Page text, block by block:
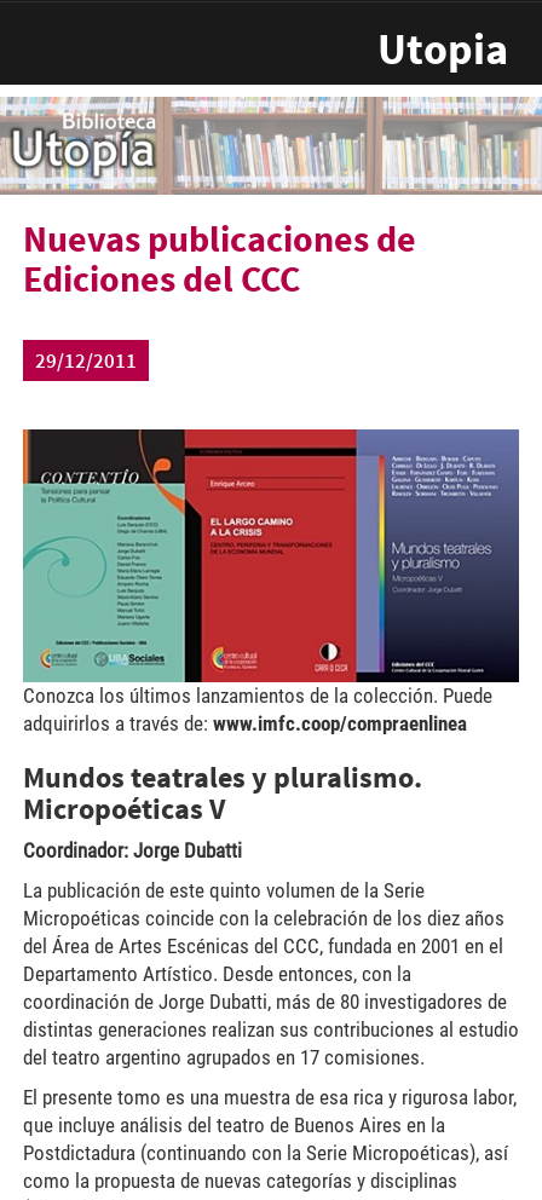
Utopia
Nuevas publicaciones de
Ediciones del CCC
29/12/2011
novedades20121.jpg
Conozca los últimos lanzamientos de la colección. Puede
adquirirlos a través de: www.imfc.coop/compraenlinea
Mundos teatrales y pluralismo.
Micropoéticas V
Coordinador: Jorge Dubatti
La publicación de este quinto volumen de la Serie
Micropoéticas coincide con la celebración de los diez años
del Área de Artes Escénicas del CCC, fundada en 2001 en el
Departamento Artístico. Desde entonces, con la
coordinación de Jorge Dubatti, más de 80 investigadores de
distintas generaciones realizan sus contribuciones al estudio
del teatro argentino agrupados en 17 comisiones.
El presente tomo es una muestra de esa rica y rigurosa labor,
que incluye análisis del teatro de Buenos Aires en la
Postdictadura (continuando con la Serie Micropoéticas), así
como la propuesta de nuevas categorías y disciplinas